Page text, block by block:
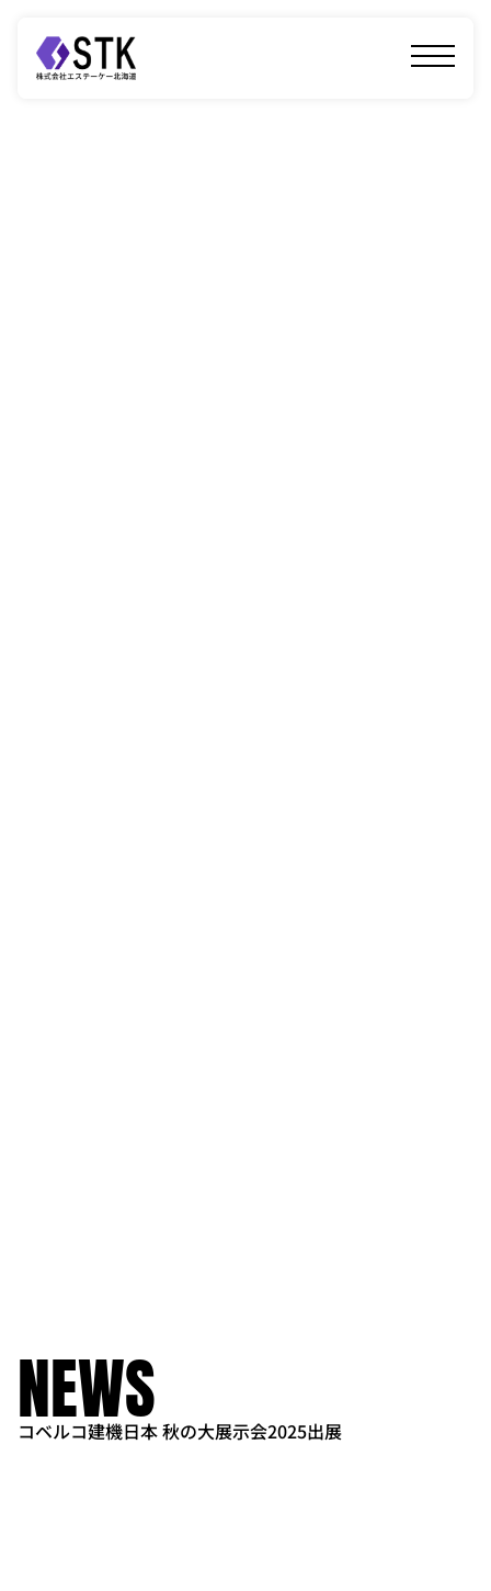
NEWS
コベルコ建機日本 秋の大展示会2025出展